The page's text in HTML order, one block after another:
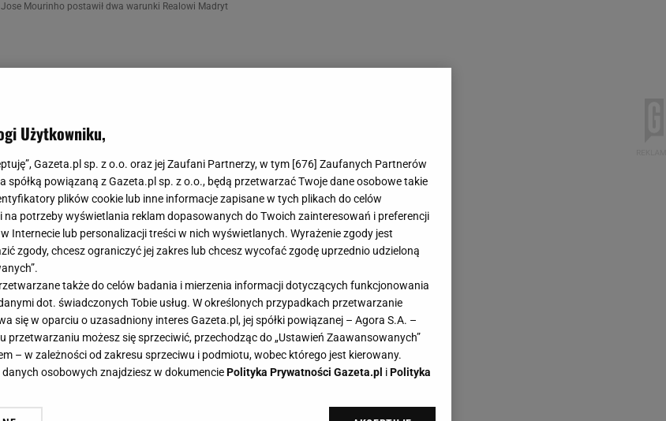
Jose Mourinho postawił dwa warunki Realowi Madryt
Użytkowniku,
Gazeta.pl sp. z o.o. oraz jej Zaufani Partnerzy, w tym [676] Zaufanych Partnerów
spółką powiązaną z Gazeta.pl sp. z o.o., będą przetwarzać Twoje dane osobowe takie
plików cookie lub inne informacje zapisane w tych plikach do celów
potrzeby wyświetlania reklam dopasowanych do Twoich zainteresowań i preferencji
Internecie lub personalizacji treści w nich wyświetlanych. Wyrażenie zgody jest
zgody, chcesz ograniczyć jej zakres lub chcesz wycofać zgodę uprzednio udzieloną
także do celów badania i mierzenia informacji dotyczących funkcjonowania
dot. świadczonych Tobie usług. W określonych przypadkach przetwarzanie
się w oparciu o uzasadniony interes Gazeta.pl, jej spółki powiązanej – Agora S.A. –
przetwarzaniu możesz się sprzeciwić, przechodząc do „Ustawień Zaawansowanych”
– w zależności od zakresu sprzeciwu i podmiotu, wobec którego jest kierowany.
osobowych znajdziesz w dokumenciePolityka Prywatności Gazeta.pl iPolityka